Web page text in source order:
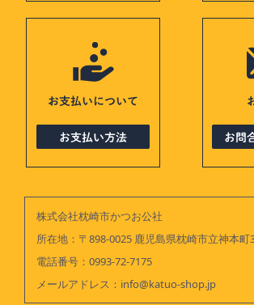
株式会社枕崎市かつお公社
所在地：〒898-0025 鹿児島県枕崎市立神本町
電話番号： 0993-72-7175
メールアドレス： info@katuo-shop.jp